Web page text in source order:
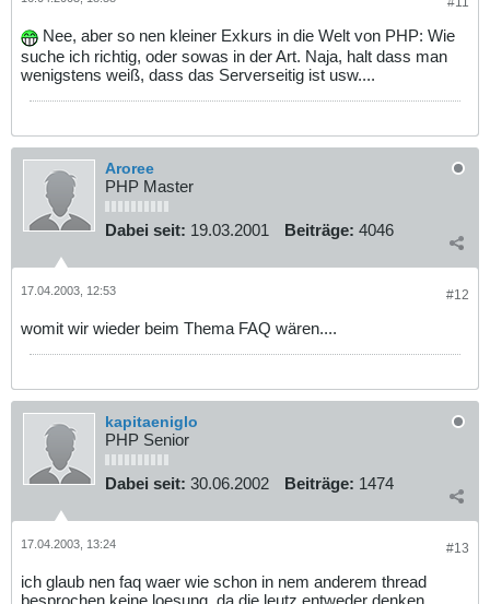
Nee, aber so nen kleiner Exkurs in die Welt von PHP: Wie
suche ich richtig, oder sowas in der Art. Naja, halt dass man
wenigstens weiß, dass das Serverseitig ist usw....
Aroree
PHP Master
Dabei seit: 19.03.2001 Beiträge: 4046
#12
17.04.2003, 12:53
womit wir wieder beim Thema FAQ wären....
kapitaeniglo
PHP Senior
Dabei seit: 30.06.2002 Beiträge: 1474
#13
17.04.2003, 13:24
ich glaub nen faq waer wie schon in nem anderem thread
besprochen keine loesung, da die leutz entweder denken ,